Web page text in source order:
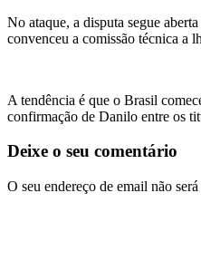
No ataque, a disputa segue
convenceu a comissão técnica a
A tendência é que o Brasil
confirmação de Danilo entre os
Deixe o seu comentário
O seu endereço de email não